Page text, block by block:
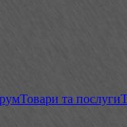
Товари та послуги